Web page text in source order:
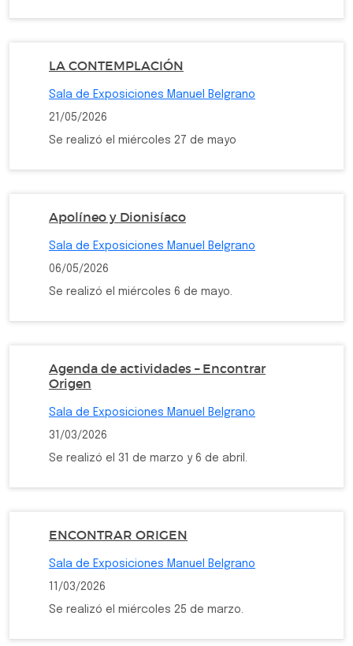
LA CONTEMPLACIÓN
Sala de Exposiciones Manuel Belgrano
21/05/2026
Se realizó el miércoles 27 de mayo
Apolíneo y Dionisíaco
Sala de Exposiciones Manuel Belgrano
06/05/2026
Se realizó el miércoles 6 de mayo.
Agenda de actividades – Encontrar
Origen
Sala de Exposiciones Manuel Belgrano
31/03/2026
Se realizó el 31 de marzo y 6 de abril.
ENCONTRAR ORIGEN
Sala de Exposiciones Manuel Belgrano
11/03/2026
Se realizó el miércoles 25 de marzo.